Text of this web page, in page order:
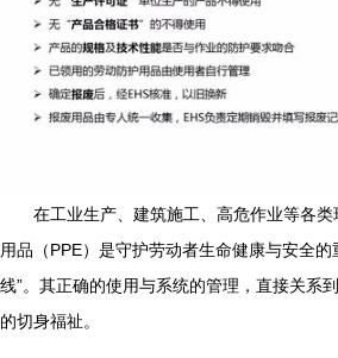
在工业生产、建筑施工、高危作业等各
用品（PPE）是守护劳动者生命健康与安全
线”。其正确的使用与系统的管理，直接关系
的切身福祉。